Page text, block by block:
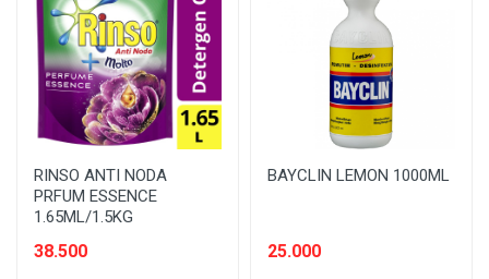
RINSO ANTI NODA
PRFUM ESSENCE
1.65ML/1.5KG
38.500
BAYCLIN LEMON 1000ML
25.000